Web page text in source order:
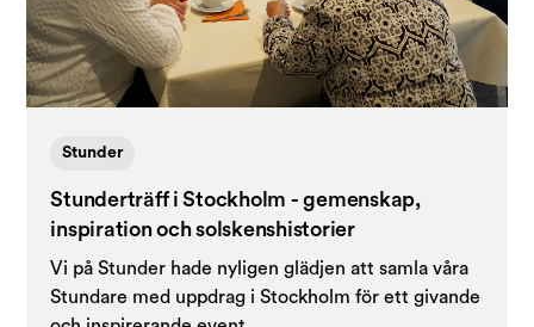
Stunder
Stunderträff i Stockholm - gemenskap,
inspiration och solskenshistorier
Vi på Stunder hade nyligen glädjen att samla våra
Stundare med uppdrag i Stockholm för ett givande